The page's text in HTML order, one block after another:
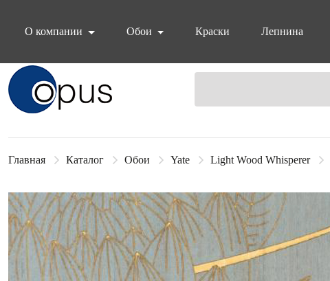
О компании
Обои Краски Лепнина
Блок поиска
Главная Каталог Обои Yate Light Wood Whisperer